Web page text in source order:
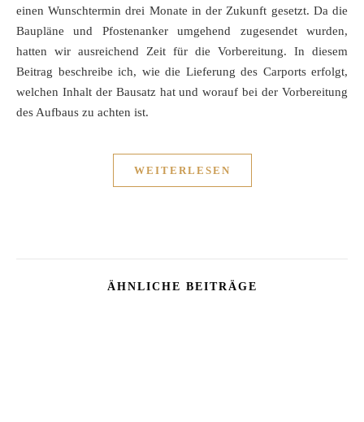
einen Wunschtermin drei Monate in der Zukunft gesetzt. Da die
Baupläne und Pfostenanker umgehend zugesendet wurden,
hatten wir ausreichend Zeit für die Vorbereitung. In diesem
Beitrag beschreibe ich, wie die Lieferung des Carports erfolgt,
welchen Inhalt der Bausatz hat und worauf bei der Vorbereitung
des Aufbaus zu achten ist.
WEITERLESEN
ÄHNLICHE BEITRÄGE